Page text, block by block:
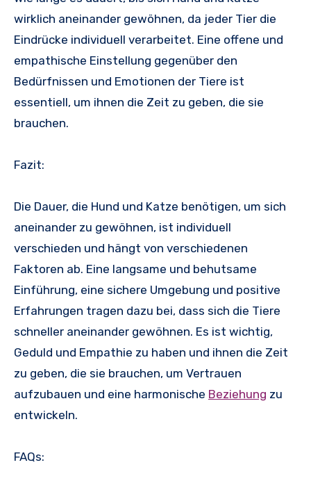
wirklich aneinander gewöhnen, da jeder Tier die
Eindrücke individuell verarbeitet. Eine offene und
empathische Einstellung gegenüber den
Bedürfnissen und Emotionen der Tiere ist
essentiell, um ihnen die Zeit zu geben, die sie
brauchen.
Fazit:
Die Dauer, die Hund und Katze benötigen, um sich
aneinander zu gewöhnen, ist individuell
verschieden und hängt von verschiedenen
Faktoren ab. Eine langsame und behutsame
Einführung, eine sichere Umgebung und positive
Erfahrungen tragen dazu bei, dass sich die Tiere
schneller aneinander gewöhnen. Es ist wichtig,
Geduld und Empathie zu haben und ihnen die Zeit
zu geben, die sie brauchen, um Vertrauen
aufzubauen und eine harmonische Beziehung zu
entwickeln.
FAQs: